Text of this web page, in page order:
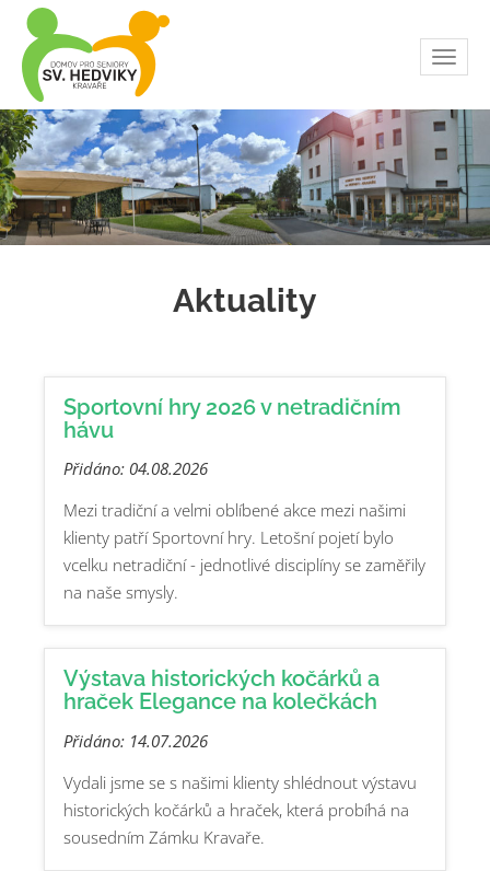
Aktuality
Sportovní hry 2026 v netradičním
hávu
Přidáno: 04.08.2026
Mezi tradiční a velmi oblíbené akce mezi našimi
klienty patří Sportovní hry. Letošní pojetí bylo
vcelku netradiční - jednotlivé disciplíny se zaměřily
na naše smysly.
Výstava historických kočárků a
hraček Elegance na kolečkách
Přidáno: 14.07.2026
Vydali jsme se s našimi klienty shlédnout výstavu
historických kočárků a hraček, která probíhá na
sousedním Zámku Kravaře.